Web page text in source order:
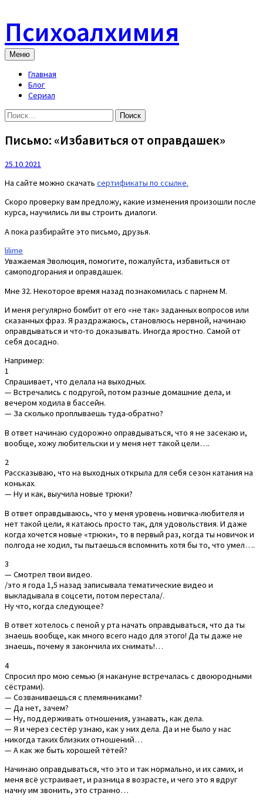
content
Психоалхимия
Меню
Главная
Блог
Сериал
Найти:
Письмо: «Избавиться от оправдашек»
25.10.2021
На сайте можно скачать сертификаты по ссылке.
Скоро проверку вам предложу, какие изменения произошли после
курса, научились ли вы строить диалоги.
А пока разбирайте это письмо, друзья.
lilime
Уважаемая Эволюция, помогите, пожалуйста, избавиться от
самоподгорания и оправдашек.
Мне 32. Некоторое время назад познакомилась с парнем М.
И меня регулярно бомбит от его «не так» заданных вопросов или
сказанных фраз. Я раздражаюсь, становлюсь нервной, начинаю
оправдываться и что-то доказывать. Иногда яростно. Самой от
себя досадно.
Например:
1
Спрашивает, что делала на выходных.
— Встречались с подругой, потом разные домашние дела, и
вечером ходила в бассейн.
— За сколько проплываешь туда-обратно?
В ответ начинаю судорожно оправдываться, что я не засекаю и,
вообще, хожу любительски и у меня нет такой цели….
2
Рассказываю, что на выходных открыла для себя сезон катания на
коньках.
— Ну и как, выучила новые трюки?
В ответ оправдываюсь, что у меня уровень новичка-любителя и
нет такой цели, я катаюсь просто так, для удовольствия. И даже
когда хочется новые «трюки», то в первый раз, когда ты новичок и
полгода не ходил, ты пытаешься вспомнить хотя бы то, что умел….
3
— Смотрел твои видео.
/это я года 1,5 назад записывала тематические видео и
выкладывала в соцсети, потом перестала/.
Ну что, когда следующее?
В ответ хотелось с пеной у рта начать оправдываться, что да ты
знаешь вообще, как много всего надо для этого! Да ты даже не
знаешь, почему я закончила их снимать!…
4
Спросил про мою семью (я накануне встречалась с двоюродными
сёстрами).
— Созваниваешься с племянниками?
— Да нет, зачем?
— Ну, поддерживать отношения, узнавать, как дела.
— Я и через сестёр узнаю, как у них дела. Да и не было у нас
никогда таких близких отношений…
— А как же быть хорошей тётей?
Начинаю оправдываться, что это и так нормально, и их самих, и
меня всё устраивает, и разница в возрасте, и чего это я вдруг
начну им звонить, это странно…